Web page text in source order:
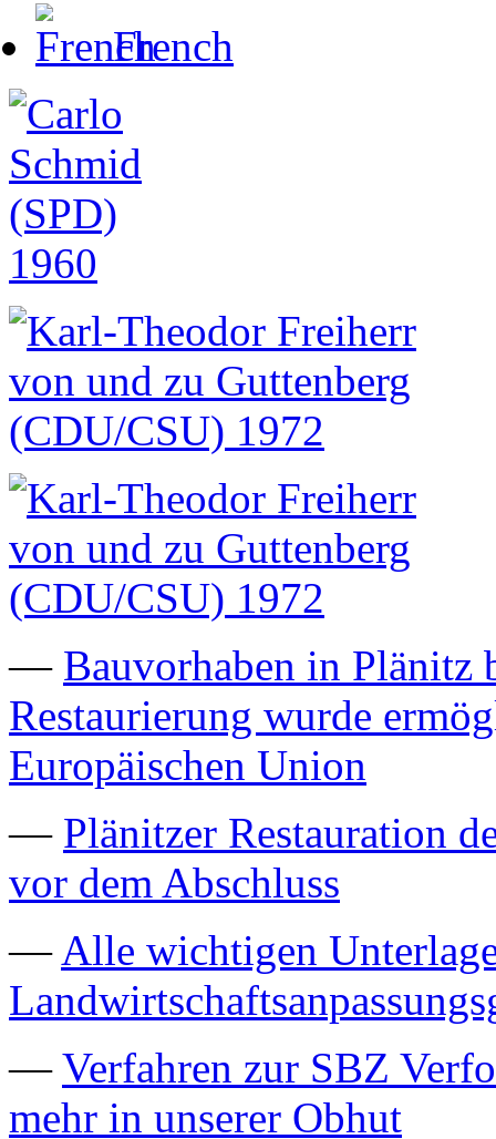
French
— Bauvorhaben in Plänitz
Restaurierung wurde
Europäischen Union
— Plänitzer Restauration
vor dem Abschluss
—Alle wichtigen
—Verfahren zur SBZ
mehr in unserer Obhut